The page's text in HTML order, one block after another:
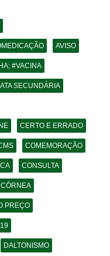
AVISO
#VACINA
SECUNDÁRIA
CERTO E ERRADO
COMEMORAÇÃO
CONSULTA
CÓRNEA
PREÇO
DALTONISMO